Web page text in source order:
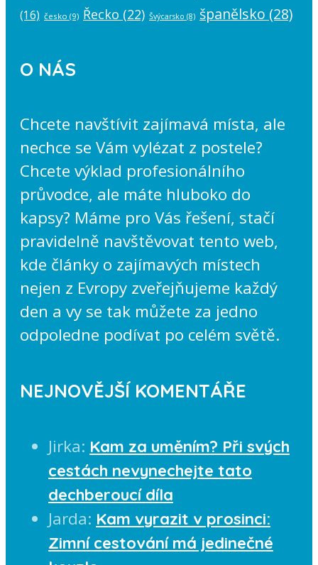
(16) česko (9) Řecko (22) Švýcarsko (8) španělsko (28)
O NÁS
Chcete navštívit zajímavá místa, ale
nechce se Vám vylézat z postele?
Chcete výklad profesionálního
průvodce, ale máte hluboko do
kapsy? Máme pro Vás řešení, stačí
pravidelně navštěvovat tento web,
kde články o zajímavých místech
nejen z Evropy zveřejňujeme každý
den a vy se tak můžete za jedno
odpoledne podívat po celém světě.
NEJNOVĚJŠÍ KOMENTÁŘE
Jirka: Kam za uměním? Při svých
cestách nevynechejte tato
dechberoucí díla
Jarda: Kam vyrazit v prosinci:
Zimní cestování má jedinečné